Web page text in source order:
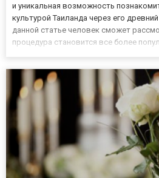
и уникальная возможность
культурой Таиланда через его
данной статье человек сможет
процедура становится все более